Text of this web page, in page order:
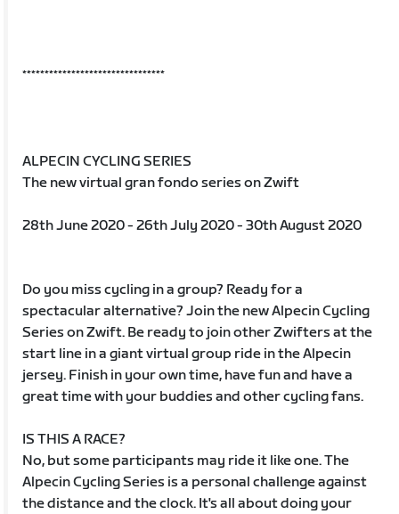
********************************
ALPECIN CYCLING SERIES
The new virtual gran fondo series on Zwift
28th June 2020 - 26th July 2020 - 30th August 2020
Do you miss cycling in a group? Ready for a
spectacular alternative? Join the new Alpecin Cycling
Series on Zwift. Be ready to join other Zwifters at the
start line in a giant virtual group ride in the Alpecin
jersey. Finish in your own time, have fun and have a
great time with your buddies and other cycling fans.
IS THIS A RACE?
No, but some participants may ride it like one. The
Alpecin Cycling Series is a personal challenge against
the distance and the clock. It's all about doing your